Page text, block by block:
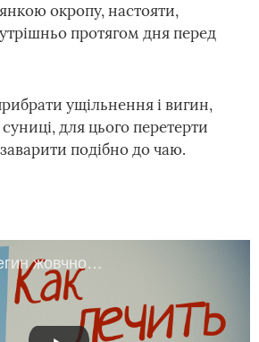
окропу, настояти,
протягом дня перед
ущільнення і вигин,
для цього перетерти
подібно до чаю.
Як лікувати перегин жовчного міхура.